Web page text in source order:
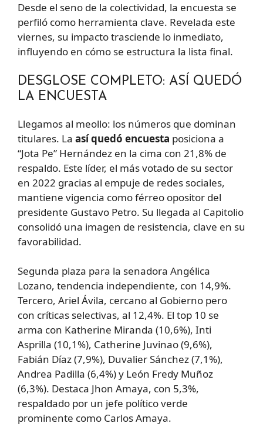
Desde el seno de la colectividad, la encuesta se
perfiló como herramienta clave. Revelada este
viernes, su impacto trasciende lo inmediato,
influyendo en cómo se estructura la lista final.
DESGLOSE COMPLETO: ASÍ QUEDÓ
LA ENCUESTA
Llegamos al meollo: los números que dominan
titulares. La así quedó encuesta posiciona a
“Jota Pe” Hernández en la cima con 21,8% de
respaldo. Este líder, el más votado de su sector
en 2022 gracias al empuje de redes sociales,
mantiene vigencia como férreo opositor del
presidente Gustavo Petro. Su llegada al Capitolio
consolidó una imagen de resistencia, clave en su
favorabilidad.
Segunda plaza para la senadora Angélica
Lozano, tendencia independiente, con 14,9%.
Tercero, Ariel Ávila, cercano al Gobierno pero
con críticas selectivas, al 12,4%. El top 10 se
arma con Katherine Miranda (10,6%), Inti
Asprilla (10,1%), Catherine Juvinao (9,6%),
Fabián Díaz (7,9%), Duvalier Sánchez (7,1%),
Andrea Padilla (6,4%) y León Fredy Muñoz
(6,3%). Destaca Jhon Amaya, con 5,3%,
respaldado por un jefe político verde
prominente como Carlos Amaya.